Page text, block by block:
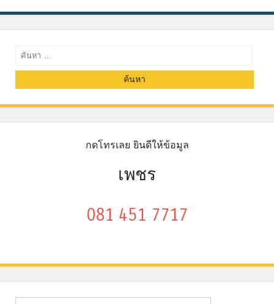
ค้นหา
กดโทรเลย ยินดีให้ข้อมูล
เพชร
081 451 7717